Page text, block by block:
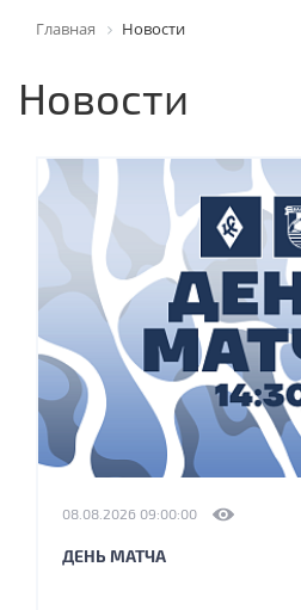
Главная Новости
Новости
08.08.2026 09:00:00
ДЕНЬ МАТЧА